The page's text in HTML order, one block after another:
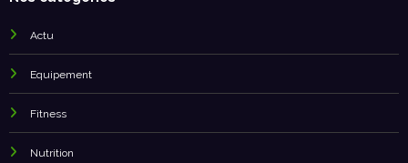
Bonus et code promo Melbet
Nos catégories